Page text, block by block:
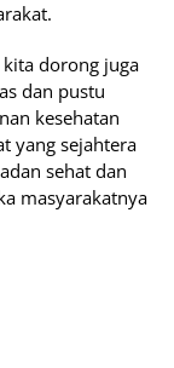
dorong juga
dan pustu
kesehatan
yang sejahtera
sehat dan
masyarakatnya